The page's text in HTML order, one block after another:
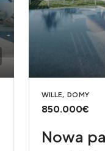
WILLE, DOMY
850.000€
Nowa